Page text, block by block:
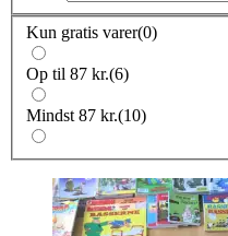
Kun gratis varer(0)
Op til 87 kr.(6)
Mindst 87 kr.(10)